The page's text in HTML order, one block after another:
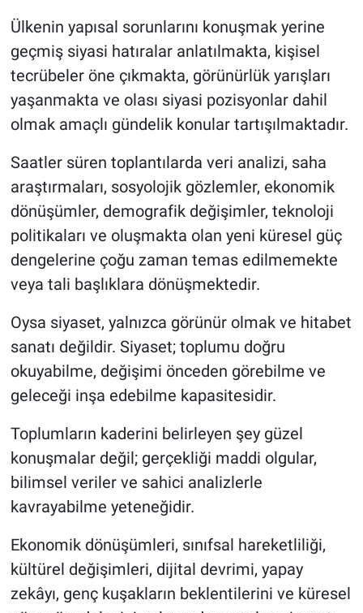
Ülkenin yapısal sorunlarını konuşmak yerine
geçmiş siyasi hatıralar anlatılmakta, kişisel
tecrübeler öne çıkmakta, görünürlük yarışları
yaşanmakta ve olası siyasi pozisyonlar dahil
olmak amaçlı gündelik konular tartışılmaktadır.
Saatler süren toplantılarda veri analizi, saha
araştırmaları, sosyolojik gözlemler, ekonomik
dönüşümler, demografik değişimler, teknoloji
politikaları ve oluşmakta olan yeni küresel güç
dengelerine çoğu zaman temas edilmemekte
veya tali başlıklara dönüşmektedir.
Oysa siyaset, yalnızca görünür olmak ve hitabet
sanatı değildir. Siyaset; toplumu doğru
okuyabilme, değişimi önceden görebilme ve
geleceği inşa edebilme kapasitesidir.
Toplumların kaderini belirleyen şey güzel
konuşmalar değil; gerçekliği maddi olgular,
bilimsel veriler ve sahici analizlerle
kavrayabilme yeteneğidir.
Ekonomik dönüşümleri, sınıfsal hareketliliği,
kültürel değişimleri, dijital devrimi, yapay
zekâyı, genç kuşakların beklentilerini ve küresel